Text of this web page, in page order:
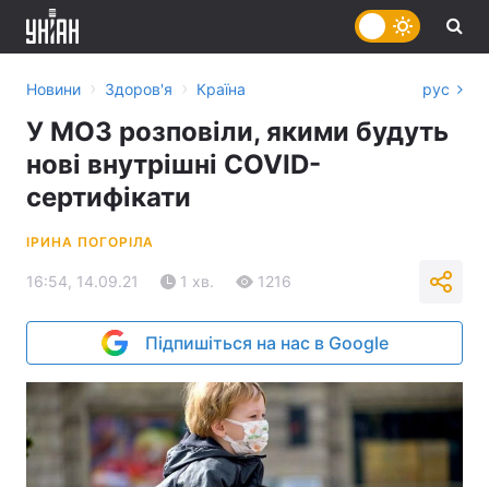
Новини › Здоров'я › Країна рус
У МОЗ розповіли, якими будуть
нові внутрішні СOVID-
сертифікати
ІРИНА ПОГОРІЛА
16:54, 14.09.21 1 хв. 1216
Підпишіться на нас в Google